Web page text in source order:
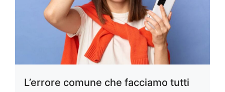
L’errore comune che facciamo tutti